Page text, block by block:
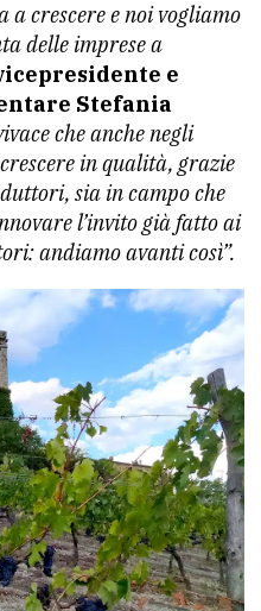
a crescere e noi vogliamo
delle imprese a
e
Stefania
che anche negli
in qualità, grazie
sia in campo che
l’invito già fatto ai
andiamo avanti così”.